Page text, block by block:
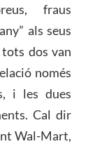
fraus
als seus
dos van
només
i les dues
Cal dir
Wal-Mart,